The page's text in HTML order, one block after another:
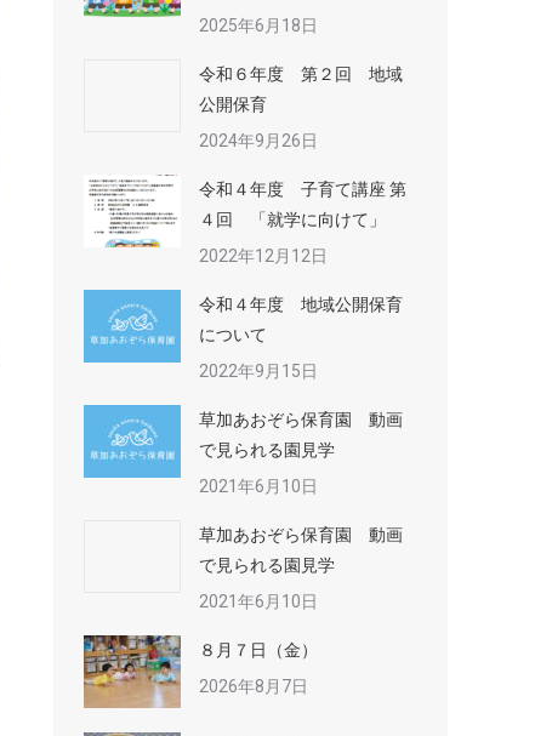
2025年6月18日
令和６年度 第２回 地域
公開保育
2024年9月26日
令和４年度 子育て講座 第
４回 「就学に向けて」
2022年12月12日
令和４年度 地域公開保育
について
2022年9月15日
草加あおぞら保育園 動画
で見られる園見学
2021年6月10日
草加あおぞら保育園 動画
で見られる園見学
2021年6月10日
８月７日（金）
2026年8月7日